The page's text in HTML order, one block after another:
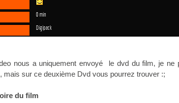
0 min
Digipack
nous a uniquement envoyé le dvd du film, je ne
mais sur ce deuxième Dvd vous pourrez trouver :;
du film